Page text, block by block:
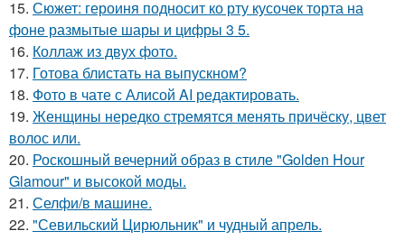
15. Сюжет: героиня подносит ко рту кусочек торта на
фоне размытые шары и цифры 3 5.
16. Коллаж из двух фото.
17. Готова блистать на выпускном?
18. Фото в чате с Алисой AI редактировать.
19. Женщины нередко стремятся менять причёску, цвет
волос или.
20. Роскошный вечерний образ в стиле "Golden Hour
Glamour" и высокой моды.
21. Селфи/в машине.
22. "Севильский Цирюльник" и чудный апрель.